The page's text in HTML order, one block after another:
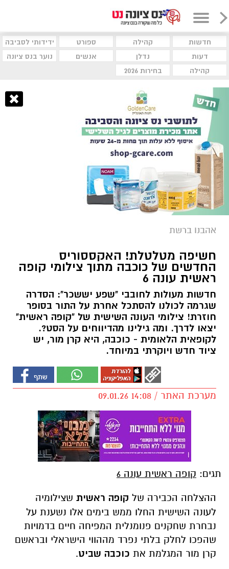
חדשות קהילה ספורט
ידידותי לסביבה
דעות
נדלן אנשים
נוער בנס ציונה
קהילה
בחירות 2026
אהבנו ברשת
חשיפה מטלטלת! האקססוריס
החדשים של כוכבה מתוך צילומי קופה
ראשית עונה 6
חדשות מעולות לחובבי "שפע יששכר": הסדרה
שגרמה לכולנו להסתכל אחרת על התור בסופר
חוזרת! צילומי העונה השישית של "קופה ראשית"
יצאו לדרך. ומה גילינו מהדיווחים על הסט?.
לקופאית הלאומית - כוכבה, היא קרן מור, יש
ציוד חדש ויוקרתי במיוחד.
מערכת האתר / 14:08 09.01.26
תגים: קופה ראשית עונה 6
ההצלחה הכבירה של קופה ראשית שצילומיה
לעונה השישית החלו ממש בימים אלו נשענת על
נבחרת שחקנים פנומנלית המפיחה חיים בדמויות
שהפכו לחלק בלתי נפרד מההווי הישראלי ובראשם
קרן מור המגלמת את כוכבה שביט.